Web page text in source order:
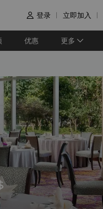
 登录 立即加入
优惠 更多